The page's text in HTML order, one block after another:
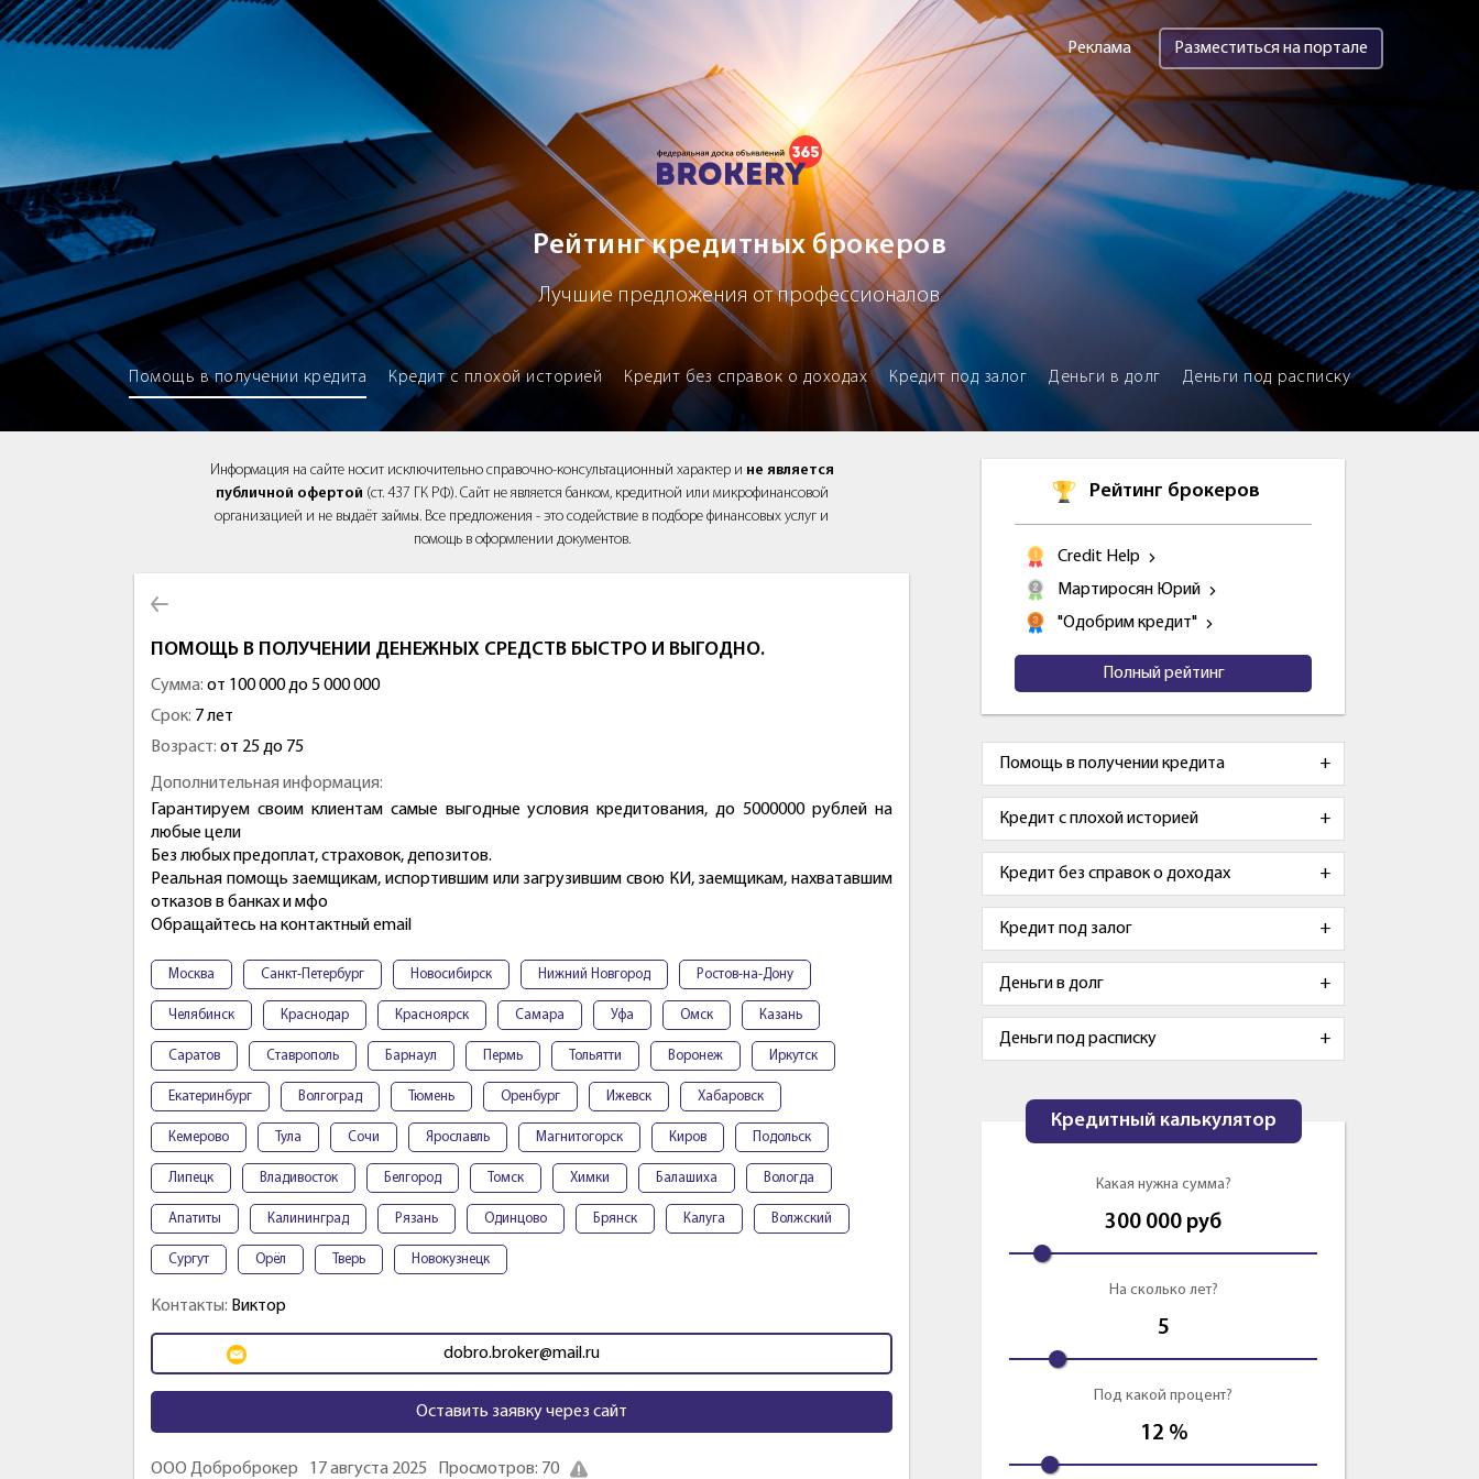
Brokery365 - Рейтинг кредитных брокеров
Реклама Разместиться на портале
Рейтинг кредитных брокеров
Лучшие предложения от профессионалов
Помощь в получении кредита Кредит с плохой историей Кредит без справок о доходах Кредит под залог Деньги в долг Деньги под расписку
Информация на сайте носит исключительно справочно-консультационный характер и не является
публичной офертой (ст. 437 ГК РФ). Сайт не является банком, кредитной или микрофинансовой
организацией и не выдаёт займы. Все предложения - это содействие в подборе финансовых услуг и
помощь в оформлении документов.
ПОМОЩЬ В ПОЛУЧЕНИИ ДЕНЕЖНЫХ СРЕДСТВ БЫСТРО И ВЫГОДНО.
Сумма: от 100 000 до 5 000 000
Срок: 7 лет
Возраст: от 25 до 75
Дополнительная информация:
Гарантируем своим клиентам самые выгодные условия кредитования, до 5000000 рублей на
любые цели
Без любых предоплат, страховок, депозитов.
Реальная помощь заемщикам, испортившим или загрузившим свою КИ, заемщикам, нахватавшим
отказов в банках и мфо
Обращайтесь на контактный email
Москва Санкт-Петербург Новосибирск Нижний Новгород Ростов-на-Дону
Челябинск Краснодар Красноярск Самара Уфа Омск Казань
Саратов Ставрополь Барнаул Пермь Тольятти Воронеж Иркутск
Екатеринбург Волгоград Тюмень Оренбург Ижевск Хабаровск
Кемерово Тула Сочи Ярославль Магнитогорск Киров Подольск
Липецк Владивосток Белгород Томск Химки Балашиха Вологда
Апатиты Калининград Рязань Одинцово Брянск Калуга Волжский
Сургут Орёл Тверь Новокузнецк
Контакты: Виктор
dobro.broker@mail.ru
Оставить заявку через сайт
ООО Доброброкер 17 августа 2025 Просмотров: 70
Рейтинг брокеров
Credit Help
Мартиросян Юрий
"Одобрим кредит"
Полный рейтинг
Помощь в получении кредита
Кредит с плохой историей
Кредит без справок о доходах
Кредит под залог
Деньги в долг
Деньги под расписку
Кредитный калькулятор
Какая нужна сумма?
300 000 руб
На сколько лет?
5
Под какой процент?
12 %